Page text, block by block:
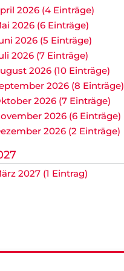
2026 (4 Einträge)
2026 (6 Einträge)
2026 (5 Einträge)
2026 (7 Einträge)
2026 (10 Einträge)
2026 (8 Einträge)
2026 (7 Einträge)
2026 (6 Einträge)
2026 (2 Einträge)
2027 (1 Eintrag)